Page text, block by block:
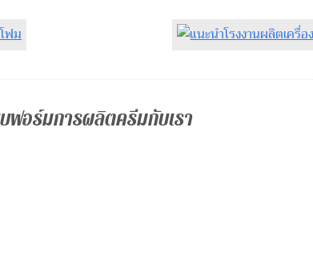
ฟอร์มการผลิตครีมกับเรา